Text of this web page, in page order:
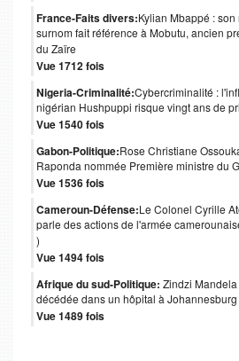
France-Faits divers:Kylian Mbappé : son
surnom fait référence à Mobutu, ancien
du Zaïre
Vue 1712 fois
Nigeria-Criminalité:Cybercriminalité :
nigérian Hushpuppi risque vingt ans de
Vue 1540 fois
Gabon-Politique:Rose Christiane
Raponda nommée Première ministre du
Vue 1536 fois
Cameroun-Défense:Le Colonel Cyrille
parle des actions de l'armée
)
Vue 1494 fois
Afrique du sud-Politique: Zindzi
décédée dans un hôpital à Johannesburg
Vue 1489 fois